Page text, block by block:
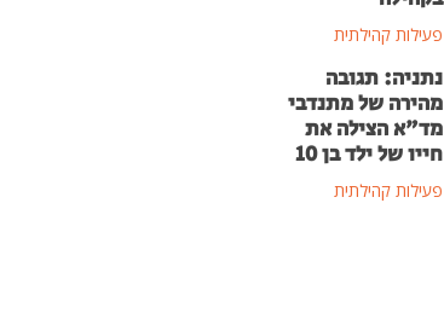
פעילות קהילתית
נתניה: תגובה
מהירה של מתנדבי
מד"א הצילה את
חייו של ילד בן 10
פעילות קהילתית